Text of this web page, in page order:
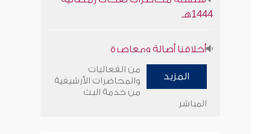
سلسلة محاضرات نفحات رمضانية
1444هـ
المزيد
من الفعاليات
والمحاضرات الأرشيفية
من خدمة البث
المباشر